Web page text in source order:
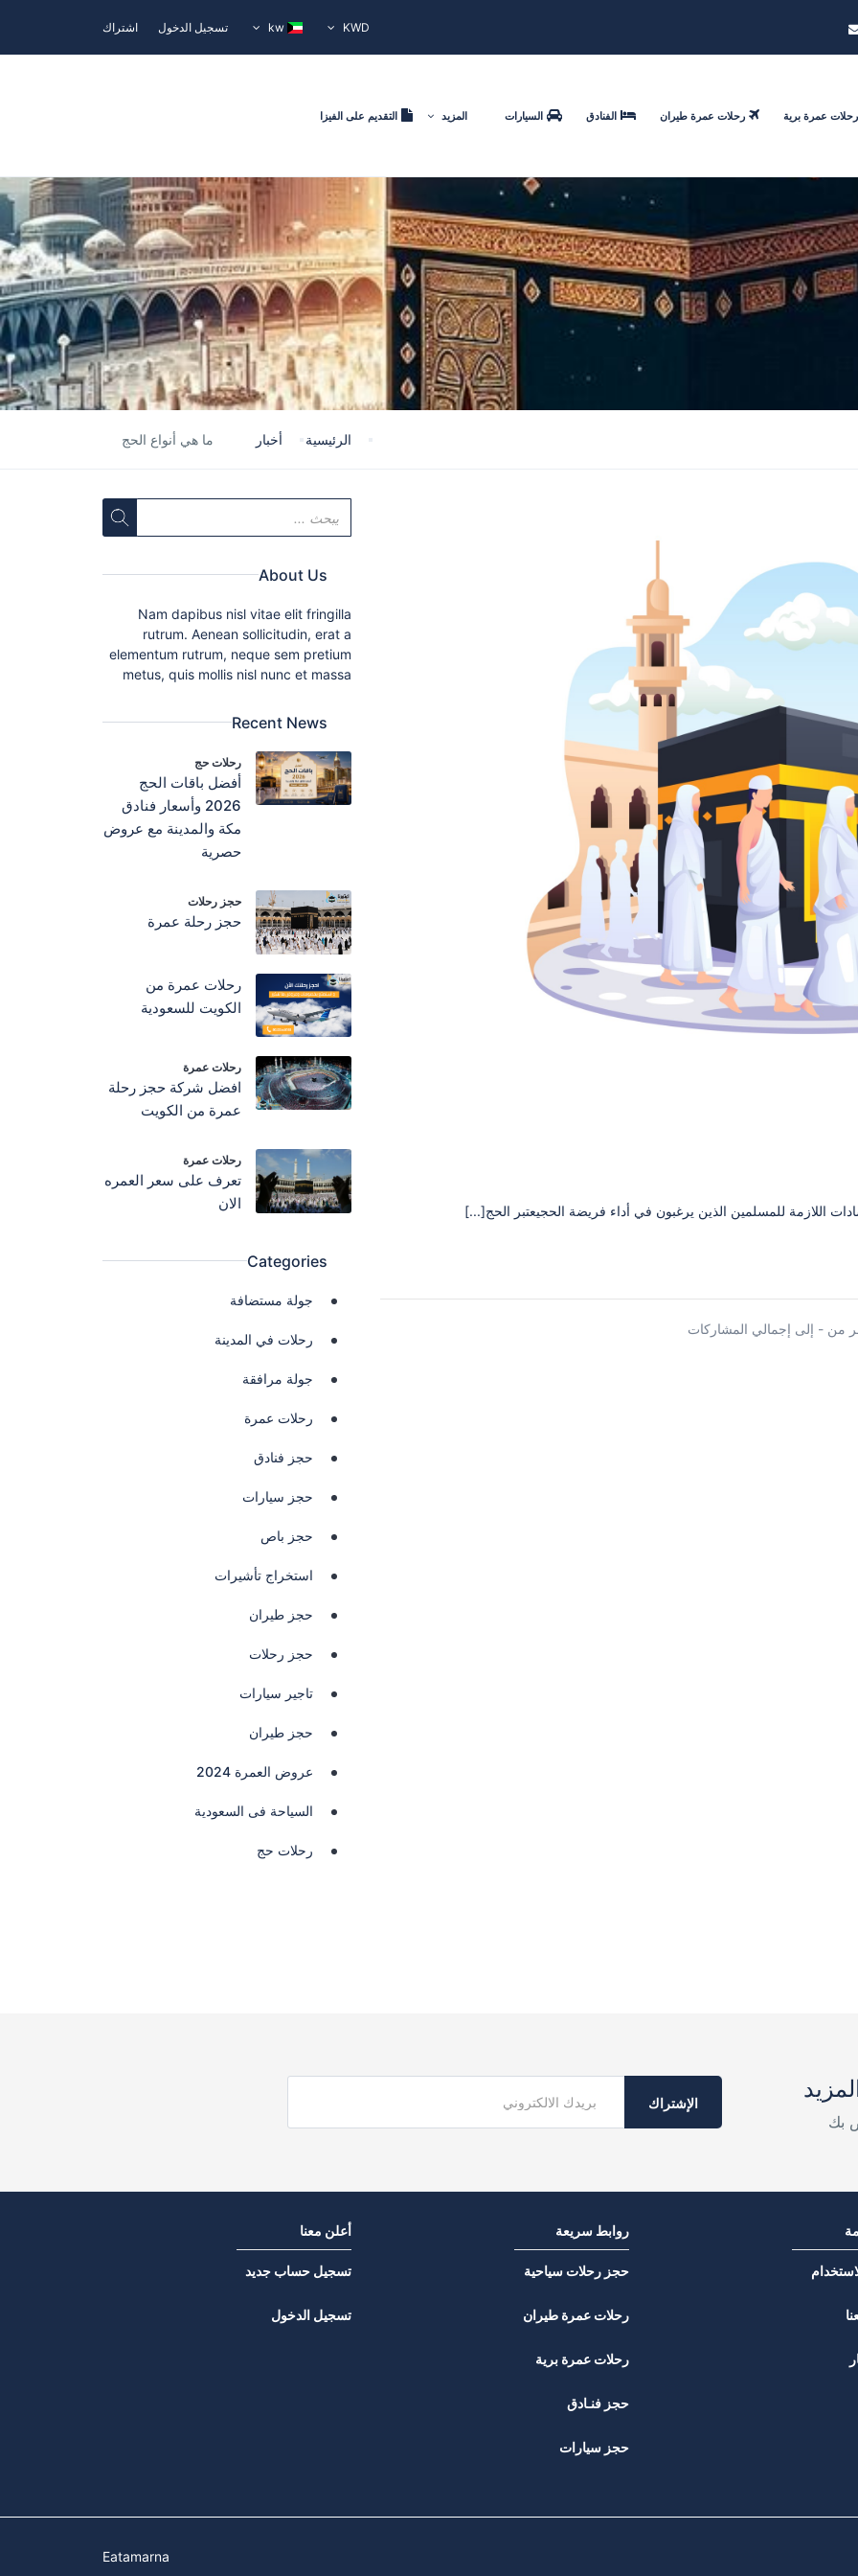
KWD تسجيل الدخول اشتراك
رحلات عمرة برية رحلات عمرة طيران الفنادق السيارات المزيد التقديم على الفيزا
الرئيسية أخبار ما هي أنواع الحج
اللازمة للمسلمين الذين يرغبون في أداء فريضة الحجيعتبر الحج[...]
من - إلى إجمالي المشاركات
About Us
Nam dapibus nisl vitae elit fringilla
rutrum. Aenean sollicitudin, erat a
elementum rutrum, neque sem pretium
metus, quis mollis nisl nunc et massa
Recent News
رحلات حج
أفضل باقات الحج
2026 وأسعار فنادق
مكة والمدينة مع عروض
حصرية
حجز رحلات
حجز رحلة عمرة
رحلات عمرة من
الكويت للسعودية
رحلات عمرة
افضل شركة حجز رحلة
عمرة من الكويت
رحلات عمرة
تعرف على سعر العمره
الان
Categories
جولة مستضافة
رحلات في المدينة
جولة مرافقة
رحلات عمرة
حجز فنادق
حجز سيارات
حجز باص
استخراج تأشيرات
حجز طيران
حجز رحلات
تاجير سيارات
حجز طيران
عروض العمرة 2024
السياحة فى السعودية
رحلات حج
بك
الإشتراك
روابط سريعة
حجز رحلات سياحية
رحلات عمرة طيران
رحلات عمرة برية
حجز فنـادق
حجز سيارات
أعلن معنا
تسجيل حساب جديد
تسجيل الدخول
Eatamarna